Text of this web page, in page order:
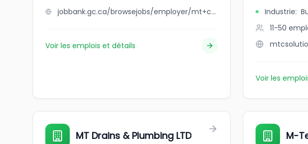
jobbank.gc.ca/browsejobs/employer/mt+concept+inc./ca
Voir les emplois et détails
Industrie:
11-50
Voir les
MT Drains & Plumbing LTD M-